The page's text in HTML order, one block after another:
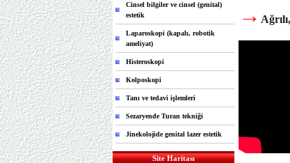
Cinsel bilgiler ve cinsel (genital)
estetik
Laparoskopi (kapalı, robotik
ameliyat)
Histeroskopi
Kolposkopi
Tanı ve tedavi işlemleri
Sezaryende Turan tekniği
Jinekolojide genital lazer estetik
Site Haritası
→